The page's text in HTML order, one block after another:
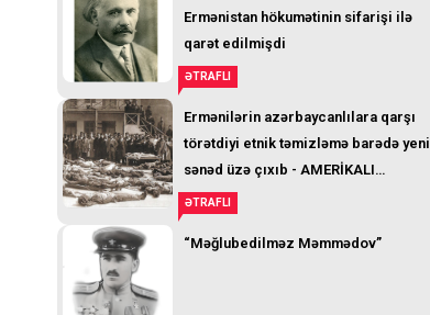
Ermənistan hökumətinin sifarişi ilə
qarət edilmişdi
ƏTRAFLI
Ermənilərin azərbaycanlılara qarşı
törətdiyi etnik təmizləmə barədə yeni
sənəd üzə çıxıb - AMERİKALI
GENERALIN TELEQRAMI
ƏTRAFLI
“Məğlubedilməz Məmmədov”